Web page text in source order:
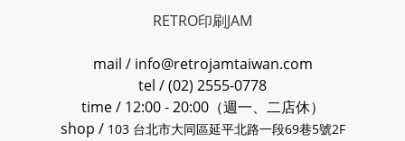
RETRO印刷JAM
mail / info@retrojamtaiwan.com
tel / (02) 2555-0778
time / 12:00 - 20:00（週一、二店休）
shop / 103 台北市大同區延平北路一段69巷5號2F